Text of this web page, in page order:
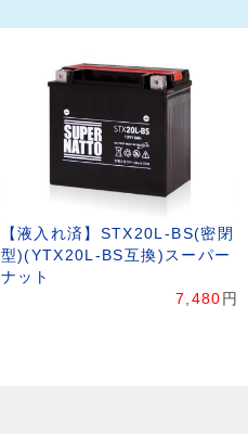
【液入れ済】STX20L-BS(密閉
型)(YTX20L-BS互換)スーパー
ナット
7,480 円